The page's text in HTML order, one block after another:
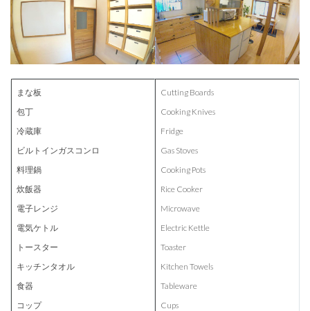
まな板
包丁
冷蔵庫
ビルトインガスコンロ
料理鍋
炊飯器
電子レンジ
電気ケトル
トースター
キッチンタオル
食器
コップ
Cutting Boards
Cooking Knives
Fridge
Gas Stoves
Cooking Pots
Rice Cooker
Microwave
Electric Kettle
Toaster
Kitchen Towels
Tableware
Cups